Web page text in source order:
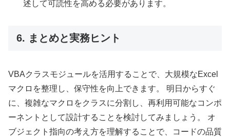
述して可読性を高める必要があります。
6. まとめと実務ヒント
VBAクラスモジュールを活用することで、大規模なExcel
マクロを整理し、保守性を向上できます。 明日からすぐ
に、複雑なマクロをクラスに分割し、再利用可能なコンポ
ーネントとして設計することを検討してみましょう。 オ
ブジェクト指向の考え方を理解することで、コードの品質